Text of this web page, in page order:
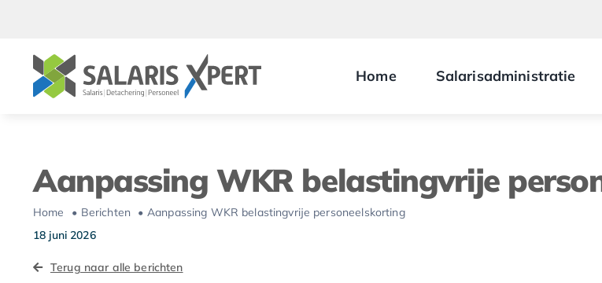
inhoud
Home Salarisadministratie
Aanpassing WKR belastingvrije
Home Berichten
Aanpassing WKR belastingvrije personeelskorting
18 juni 2026
Terug naar alle berichten